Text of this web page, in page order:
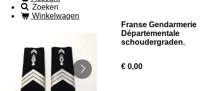
Zoeken
Winkelwagen
Franse Gendarmerie
Départementale
schoudergraden.
€ 0,00